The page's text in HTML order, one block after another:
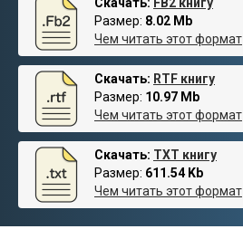
Размер: 8.02 Mb
Чем читать этот формат
Скачать: RTF книгу
Размер: 10.97 Mb
Чем читать этот формат
Скачать: TXT книгу
Размер: 611.54 Kb
Чем читать этот формат